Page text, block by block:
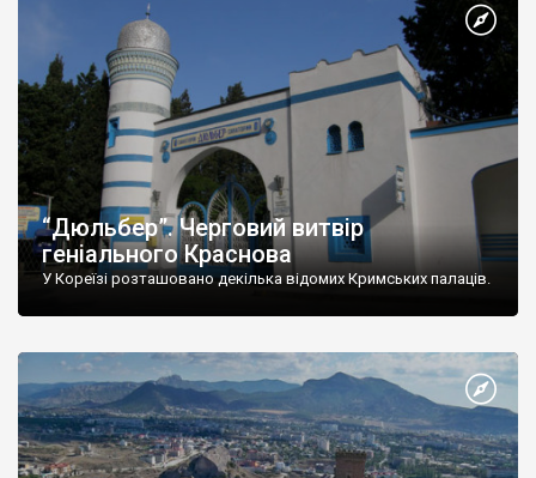
“Дюльбер”. Черговий витвір
геніального Краснова
У Кореїзі розташовано декілька відомих Кримських палаців.